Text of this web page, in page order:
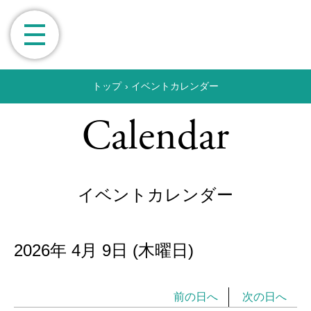
トップ › イベントカレンダー
Calendar
イベントカレンダー
2026年 4月 9日 (木曜日 )
前の日へ 次の日へ